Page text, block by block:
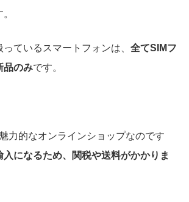
ているスマートフォンは、 全てSIMフ
品のみです。
力的なオンラインショップなのです
入になるため、関税や送料がかかりま